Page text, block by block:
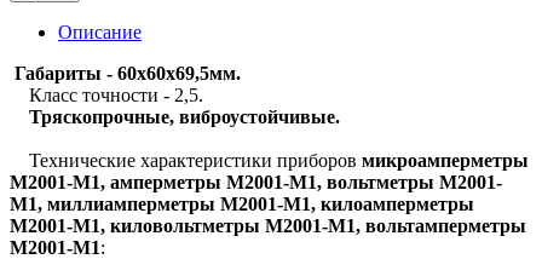
Описание
Габариты - 60х60х69,5мм.
Класс точности - 2,5.
Тряскопрочные, виброустойчивые.
Технические характеристики приборов микроамперметры
М2001-М1, амперметры М2001-М1, вольтметры М2001-
М1, миллиамперметры М2001-М1, килоамперметры
М2001-М1, киловольтметры М2001-М1, вольтамперметры
М2001-М1: